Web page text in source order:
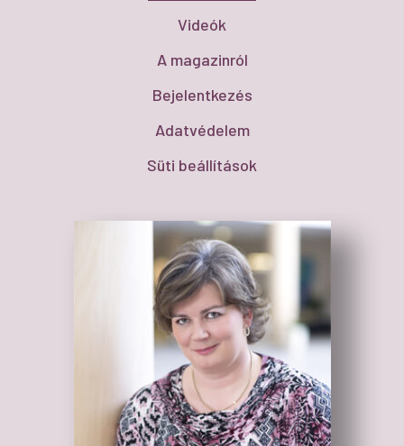
Videók
A magazinról
Bejelentkezés
Adatvédelem
Süti beállítások